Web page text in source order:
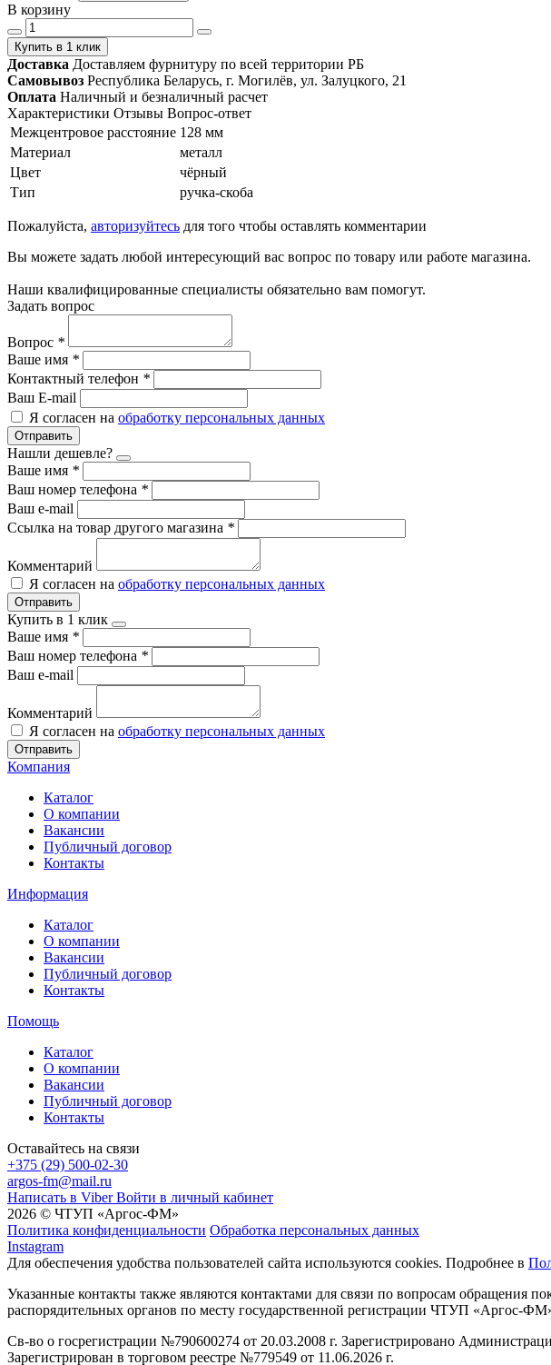
В корзину
Купить в 1 клик
Доставка Доставляем фурнитуру по всей территории РБ
Самовывоз Республика Беларусь, г. Могилёв, ул. Залуцкого, 21
Оплата Наличный и безналичный расчет
Характеристики Отзывы Вопрос-ответ
Межцентровое расстояние 128 мм
Материал
металл
Цвет
чёрный
Тип
ручка-скоба
Пожалуйста, авторизуйтесь для того чтобы оставлять комментарии
Вы можете задать любой интересующий вас вопрос по товару или работе магазина.
Наши квалифицированные специалисты обязательно вам помогут.
Задать вопрос
Вопрос *
Ваше имя *
Контактный телефон *
Ваш E-mail
Я согласен на обработку персональных данных
Отправить
Нашли дешевле?
Ваше имя *
Ваш номер телефона *
Ваш e-mail
Ссылка на товар другого магазина *
Комментарий
Я согласен на обработку персональных данных
Отправить
Купить в 1 клик
Ваше имя *
Ваш номер телефона *
Ваш e-mail
Комментарий
Я согласен на обработку персональных данных
Отправить
Компания
Каталог
О компании
Вакансии
Публичный договор
Контакты
Информация
Каталог
О компании
Вакансии
Публичный договор
Контакты
Помощь
Каталог
О компании
Вакансии
Публичный договор
Контакты
Оставайтесь на связи
+375 (29) 500-02-30
argos-fm@mail.ru
Написать в Viber Войти в личный кабинет
2026 © ЧТУП «Аргос-ФМ»
Политика конфиденциальности Обработка персональных данных
Instagram
Для обеспечения удобства пользователей сайта используются cookies. Подробнее в
Указанные контакты также являются контактами для связи по вопросам обращения
распорядительных органов по месту государственной регистрации ЧТУП «Аргос-
Св-во о госрегистрации №790600274 от 20.03.2008 г. Зарегистрировано
Зарегистрирован в торговом реестре №779549 от 11.06.2026 г.